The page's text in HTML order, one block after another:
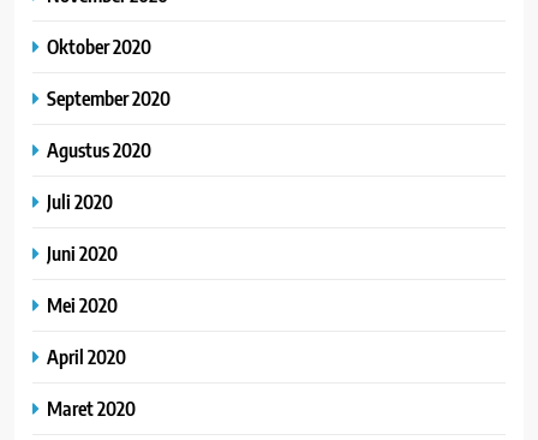
Oktober 2020
September 2020
Agustus 2020
Juli 2020
Juni 2020
Mei 2020
April 2020
Maret 2020